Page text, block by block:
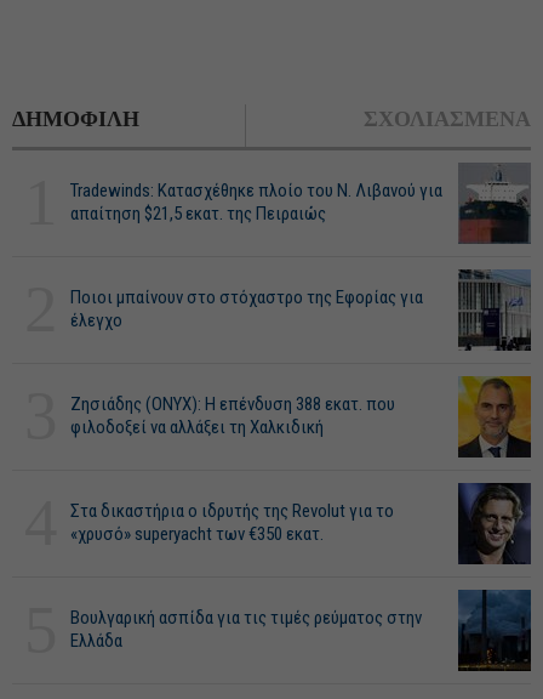
ΔΗΜΟΦΙΛΗ ΣΧΟΛΙΑΣΜΕΝΑ
Tradewinds: Κατασχέθηκε πλοίο του Ν. Λιβανού για
απαίτηση $21,5 εκατ. της Πειραιώς
Ποιοι μπαίνουν στο στόχαστρο της Εφορίας για
έλεγχο
Ζησιάδης (ONYX): Η επένδυση 388 εκατ. που
φιλοδοξεί να αλλάξει τη Χαλκιδική
Στα δικαστήρια ο ιδρυτής της Revolut για το
«χρυσό» superyacht των €350 εκατ.
Βουλγαρική ασπίδα για τις τιμές ρεύματος στην
Ελλάδα